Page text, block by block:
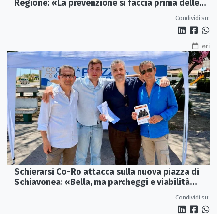
Regione: «La prevenzione si faccia prima delle
Condividi su:
Ieri
Schierarsi Co-Ro attacca sulla nuova piazza di
Schiavonea: «Bella, ma parcheggi e viabilità
Condividi su: